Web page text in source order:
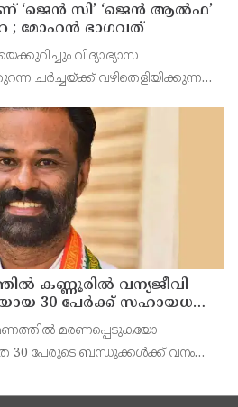
‘ജെൻ സി’ ‘ജെൻ ആൽഫ’
; മോഹൻ ഭാഗവത്
വിദ്യാഭ്യാസ
ചർച്ചയ്ക്ക് വഴിതെളിയിക്കുന്ന
തലമുറയെക്കാൾ വളരെ
കണ്ണൂരിൽ വന്യജീവി
30 പേർക്ക് സഹായധനം
മരണപ്പെടുകയോ
30 പേരുടെ ബന്ധുക്കൾക്ക് വനം
സർക്കാരിന്റെ നൂറുദിന